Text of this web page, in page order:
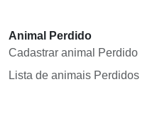
Animal Perdido
Cadastrar animal Perdido
Lista de animais Perdidos